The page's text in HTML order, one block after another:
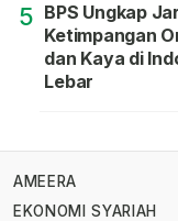
5 BPS Ungkap
Ketimpangan
dan Kaya di
Lebar
AMEERA
EKONOMI SYARIAH